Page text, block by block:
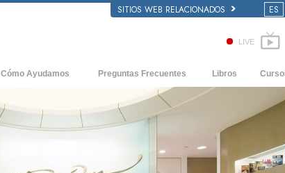
SITIOS WEB RELACIONADOS ES
LIVE
Cómo Ayudamos Preguntas Frecuentes
Antecedentes y principios básicos
Dentro de una Iglesia
La Organización de Scientology
Libros
Audiolibros
Conferencias
Cómo Resolver los
Las Dinámicas de la
Los Componentes de la